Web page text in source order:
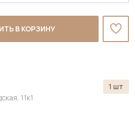
В КОРЗИНУ
11к1
1 шт